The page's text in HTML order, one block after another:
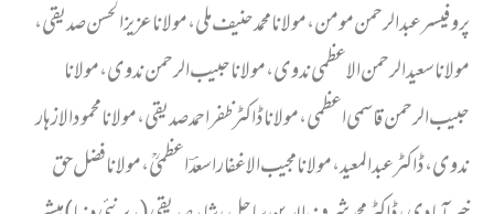
پروفیسر عبدالرحمن مومن،مولانا محمد حنیف ملی،مولانا عزیز الحسن صدیقی،
مولانا سعید الرحمن الاعظمی ندوی، مولانا حبیب الرحمن ندوی، مولانا
حبیب الرحمن قاسمی اعظمی، مولانا ڈاکٹر ظفر احمد صدیقی،مولانا محمود الازہار
ندوی، ڈاکٹر عبدالمعید،مولانا مجیب الاغفار اسعدؔ اعظمیؒ،مولانا فضل حق